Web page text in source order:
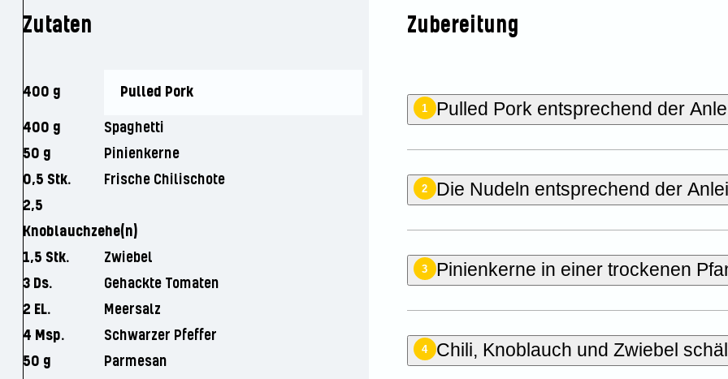
Zutaten
400 g
Pulled Pork
400 g
Spaghetti
50 g
Pinienkerne
0,5 Stk.
Frische Chilischote
2,5
Knoblauchzehe(n)
1,5 Stk.
Zwiebel
3 Ds.
Gehackte Tomaten
2 EL.
Meersalz
4 Msp.
Schwarzer Pfeffer
50 g
Parmesan
Zubereitung
1 Pulled Pork entsprechend der
2 Die Nudeln entsprechend der
3 Pinienkerne in einer trockenen
4 Chili, Knoblauch und Zwiebel